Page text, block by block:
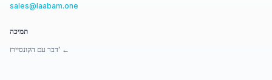
sales@laabam.one
תמיכה
דבר עם הקונסיירז' ←